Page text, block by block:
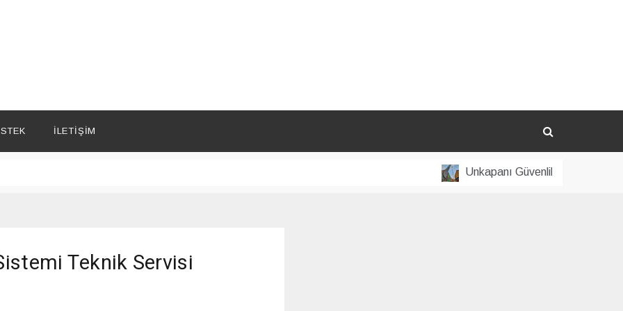
İLETIŞIM
Unkapanı Güvenlik Kamera Sistemi
Teknik Servisi